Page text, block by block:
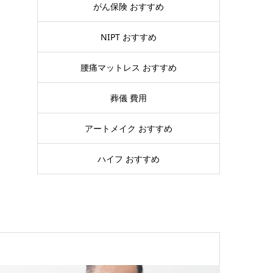
がん保険 おすすめ
NIPT おすすめ
腰痛マットレス おすすめ
葬儀 費用
アートメイク おすすめ
ハイフ おすすめ